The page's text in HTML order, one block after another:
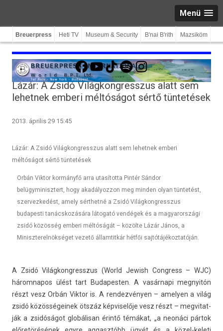
Menü
Breuerpress Heti TV Museum & Security B'nai B'rith Mazsiköm
Facebook
YouTube
TikTokSpotifyInstagram
Lázár: A Zsidó Világkongresszus alatt sem
lehetnek emberi méltóságot sértő tüntetések
2013. április 29 15:45
Lázár: A Zsidó Világkongresszus alatt sem lehetnek emberi
méltóságot sértő tüntetések
Orbán Viktor kormányfő arra utasította Pintér Sándor
belügyminisztert, hogy akadályozzon meg minden olyan tüntetést,
szervezkedést, amely sérthetné a Zsidó Világkongresszus
budapesti tanácskozására látogató vendégek és a magyarországi
zsidó közösség emberi méltóságát – közölte Lázár János, a
Miniszterelnökséget vezető államtitkár hétfői sajtótájékoztatóján.
A Zsidó Világ­kongresszus (World Jewish Con­gress – WJC)
három­napos ülést tart Budapest­en. A vasárnapi meg­nyitón
részt vesz Orbán Vik­tor is. A re­ndez­vény­en – amely­en a világ
zsidó közös­ségeinek ötszáz kép­viselője vesz részt – meg­vitat­
ják a zsidóságot globálisan érintő témákat, „a neonáci pártok